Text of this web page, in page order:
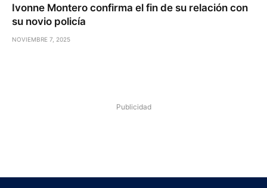
Ivonne Montero confirma el fin de su relación con
su novio policía
NOVIEMBRE 7, 2025
Publicidad